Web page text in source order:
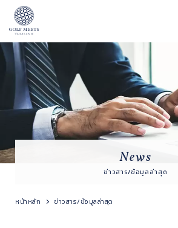
News
ข่าวสาร/ข้อมูลล่าสุด
หน้าหลัก ข่าวสาร/ข้อมูลล่าสุด